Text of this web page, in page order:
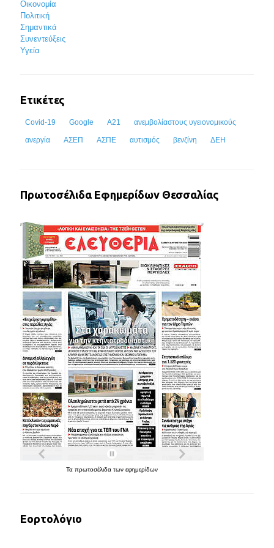
Οικονομία
Πολιτική
Σημαντικά
Συνεντεύξεις
Υγεία
Ετικέτες
Covid-19 Google Α21 ανεμβολίαστους υγειονομικούς
ανεργία ΑΣΕΠ ΑΣΠΕ αυτισμός βενζίνη ΔΕΗ
Πρωτοσέλιδα Εφημερίδων Θεσσαλίας
Τα πρωτοσέλιδα των εφημερίδων
Εορτολόγιο